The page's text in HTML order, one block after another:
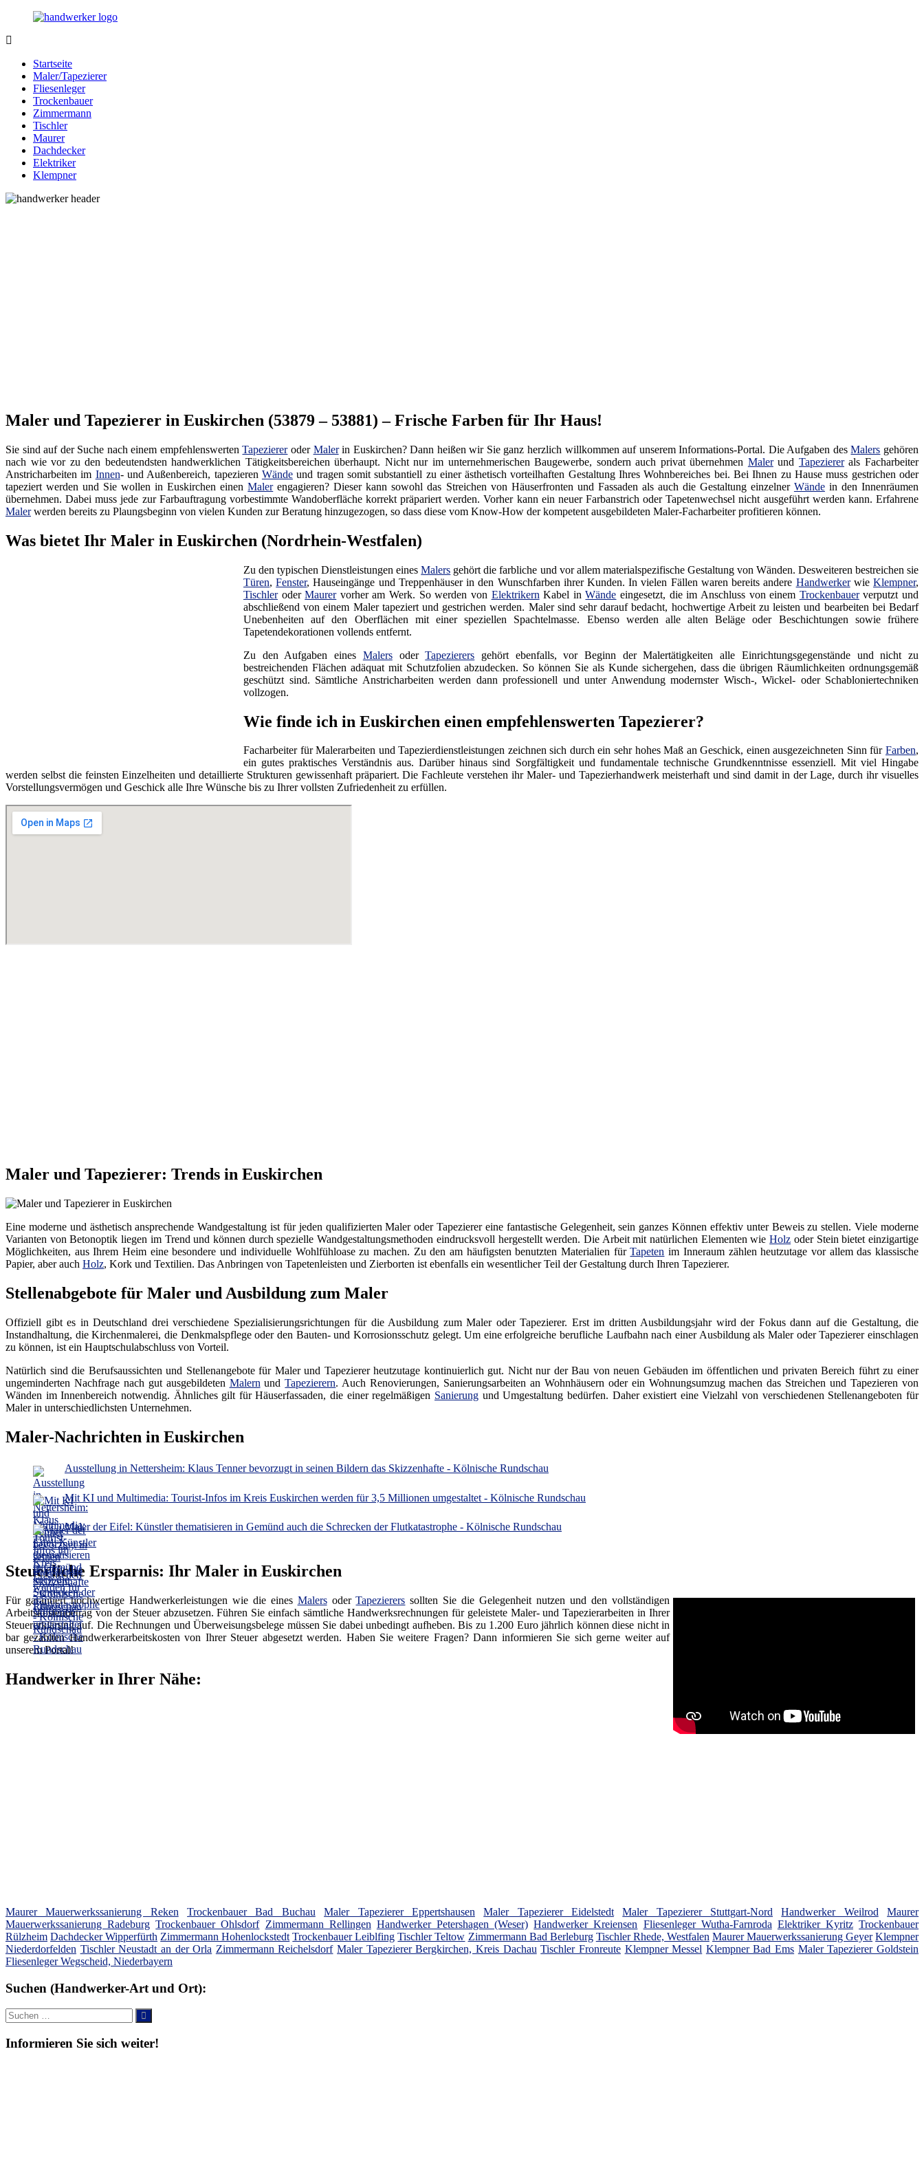
Zurück
Inhalt
Handwerker.de
Ihrer
Nähe
Startseite
Maler/Tapezierer
Fliesenleger
Trockenbauer
Zimmermann
Tischler
Maurer
Dachdecker
Elektriker
Klempner
Maler und Tapezierer in Euskirchen (53879 – 53881) – Frische Farben für Ihr Haus!
Sie sind auf der Suche nach einem empfehlenswertenTapeziereroder Malerin Euskirchen? Dann heißen wir Sie ganz herzlich willkommen auf unserem Informations-Portal. Die Aufgaben desMalers gehören
nach wie vor zu den bedeutendsten handwerklichen Tätigkeitsbereichen überhaupt. Nicht nur im unternehmerischen Baugewerbe, sondern auch privat übernehmen Malerund Tapeziererals Facharbeiter
Anstricharbeiten im Innen- und Außenbereich, tapezieren Wändeund tragen somit substantiell zu einer ästhetisch vorteilhaften Gestaltung Ihres Wohnbereiches bei. Bei Ihnen zu Hause muss gestrichen oder
tapeziert werden und Sie wollen in Euskirchen einenMalerengagieren? Dieser kann sowohl das Streichen von Häuserfronten und Fassaden als auch die Gestaltung einzelner Wändein den Innenräumen
übernehmen. Dabei muss jede zur Farbauftragung vorbestimmte Wandoberfläche korrekt präpariert werden. Vorher kann ein neuer Farbanstrich oder Tapetenwechsel nicht ausgeführt werden kann. Erfahrene
Malerwerden bereits zu Plaungsbeginn von vielen Kunden zur Beratung hinzugezogen, so dass diese vom Know-How der kompetent ausgebildeten Maler-Facharbeiter profitieren können.
Was bietet Ihr Maler in Euskirchen (Nordrhein-Westfalen)
Zu den typischen Dienstleistungen einesMalers gehört die farbliche und vor allem materialspezifische Gestaltung von Wänden. Desweiteren bestreichen sie
Türen,Fenster, Hauseingänge und Treppenhäuser in den Wunschfarben ihrer Kunden. In vielen Fällen waren bereits andere HandwerkerwieKlempner,
TischleroderMaurervorher am Werk. So werden von Elektrikern Kabel inWände eingesetzt, die im Anschluss von einem Trockenbauerverputzt und
abschließend von einem Maler tapeziert und gestrichen werden. Maler sind sehr darauf bedacht, hochwertige Arbeit zu leisten und bearbeiten bei Bedarf
Unebenheiten auf den Oberflächen mit einer speziellen Spachtelmasse. Ebenso werden alle alten Beläge oder Beschichtungen sowie frühere
Tapetendekorationen vollends entfernt.
Zu den Aufgaben eines MalersoderTapezierers gehört ebenfalls, vor Beginn der Malertätigkeiten alle Einrichtungsgegenstände und nicht zu
bestreichenden Flächen adäquat mit Schutzfolien abzudecken. So können Sie als Kunde sichergehen, dass die übrigen Räumlichkeiten ordnungsgemäß
geschützt sind. Sämtliche Anstricharbeiten werden dann professionell und unter Anwendung modernster Wisch-, Wickel- oder Schabloniertechniken
vollzogen.
Wie finde ich in Euskirchen einen empfehlenswerten Tapezierer?
Facharbeiter für Malerarbeiten und Tapezierdienstleistungen zeichnen sich durch ein sehr hohes Maß an Geschick, einen ausgezeichneten Sinn für Farben,
ein gutes praktisches Verständnis aus. Darüber hinaus sind Sorgfältigkeit und fundamentale technische Grundkenntnisse essenziell. Mit viel Hingabe
werden selbst die feinsten Einzelheiten und detaillierte Strukturen gewissenhaft präpariert. Die Fachleute verstehen ihr Maler- und Tapezierhandwerk meisterhaft und sind damit in der Lage, durch ihr visuelles
Vorstellungsvermögen und Geschick alle Ihre Wünsche bis zu Ihrer vollsten Zufriedenheit zu erfüllen.
Maler und Tapezierer: Trends in Euskirchen
Eine moderne und ästhetisch ansprechende Wandgestaltung ist für jeden qualifizierten Maler oder Tapezierer eine fantastische Gelegenheit, sein ganzes Können effektiv unter Beweis zu stellen. Viele moderne
Varianten von Betonoptik liegen im Trend und können durch spezielle Wandgestaltungsmethoden eindrucksvoll hergestellt werden. Die Arbeit mit natürlichen Elementen wieHolz oder Stein bietet einzigartige
Möglichkeiten, aus Ihrem Heim eine besondere und individuelle Wohlfühloase zu machen. Zu den am häufigsten benutzten Materialien fürTapeten im Inneraum zählen heutzutage vor allem das klassische
Papier, aber auch Holz, Kork und Textilien. Das Anbringen von Tapetenleisten und Zierborten ist ebenfalls ein wesentlicher Teil der Gestaltung durch Ihren Tapezierer.
Stellenabgebote für Maler und Ausbildung zum Maler
Offiziell gibt es in Deutschland drei verschiedene Spezialisierungsrichtungen für die Ausbildung zum Maler oder Tapezierer. Erst im dritten Ausbildungsjahr wird der Fokus dann auf die Gestaltung, die
Instandhaltung, die Kirchenmalerei, die Denkmalspflege oder den Bauten- und Korrosionsschutz gelegt. Um eine erfolgreiche berufliche Laufbahn nach einer Ausbildung als Maler oder Tapezierer einschlagen
zu können, ist ein Hauptschulabschluss von Vorteil.
Natürlich sind die Berufsaussichten und Stellenangebote für Maler und Tapezierer heutzutage kontinuierlich gut. Nicht nur der Bau von neuen Gebäuden im öffentlichen und privaten Bereich führt zu einer
ungeminderten Nachfrage nach gut ausgebildeten Malern undTapezierern. Auch Renovierungen, Sanierungsarbeiten an Wohnhäusern oder ein Wohnungsumzug machen das Streichen und Tapezieren von
Wänden im Innenbereich notwendig. Ähnliches gilt für Häuserfassaden, die einer regelmäßigen Sanierung und Umgestaltung bedürfen. Daher existiert eine Vielzahl von verschiedenen Stellenangeboten für
Maler in unterschiedlichsten Unternehmen.
Maler-Nachrichten in Euskirchen
Ausstellung in Nettersheim: Klaus Tenner bevorzugt in seinen Bildern das Skizzenhafte - Kölnische Rundschau
Mit KI und Multimedia: Tourist-Infos im Kreis Euskirchen werden für 3,5 Millionen umgestaltet - Kölnische Rundschau
Maler der Eifel: Künstler thematisieren in Gemünd auch die Schrecken der Flutkatastrophe - Kölnische Rundschau
Steuerliche Ersparnis: Ihr Maler in Euskirchen
Für garantiert hochwertige Handwerkerleistungen wie die eines MalersoderTapezierers sollten Sie die Gelegenheit nutzen und den vollständigen
Arbeitskostenbetrag von der Steuer abzusetzen. Führen Sie einfach sämtliche Handwerksrechnungen für geleistete Maler- und Tapezierarbeiten in Ihrer
Steuererklärung auf. Die Rechnungen und Überweisungsbelege müssen Sie dabei unbedingt aufheben. Bis zu 1.200 Euro jährlich können diese nicht in
bar gezahlten Handwerkerarbeitskosten von Ihrer Steuer abgesetzt werden. Haben Sie weitere Fragen? Dann informieren Sie sich gerne weiter auf
unserem Portal!
Handwerker in Ihrer Nähe:
Maurer Mauerwerkssanierung Reken Trockenbauer Bad Buchau Maler Tapezierer Eppertshausen Maler Tapezierer Eidelstedt Maler Tapezierer Stuttgart-Nord Handwerker Weilrod
Maurer
Mauerwerkssanierung Radeburg Trockenbauer Ohlsdorf Zimmermann Rellingen Handwerker Petershagen (Weser) Handwerker Kreiensen Fliesenleger Wutha-Farnroda Elektriker Kyritz Trockenbauer
Rülzheim Dachdecker Wipperfürth Zimmermann Hohenlockstedt Trockenbauer Leiblfing Tischler Teltow Zimmermann Bad Berleburg Tischler Rhede, Westfalen Maurer Mauerwerkssanierung Geyer Klempner
Niederdorfelden Tischler Neustadt an der Orla Zimmermann Reichelsdorf Maler Tapezierer Bergkirchen, Kreis Dachau Tischler Fronreute Klempner Messel Klempner Bad Ems Maler Tapezierer Goldstein
Fliesenleger Wegscheid, Niederbayern
Suchen (Handwerker-Art und Ort):
Suche
nach:
Suchen
Informieren Sie sich weiter!